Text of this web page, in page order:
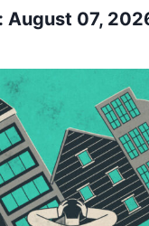
August 07,